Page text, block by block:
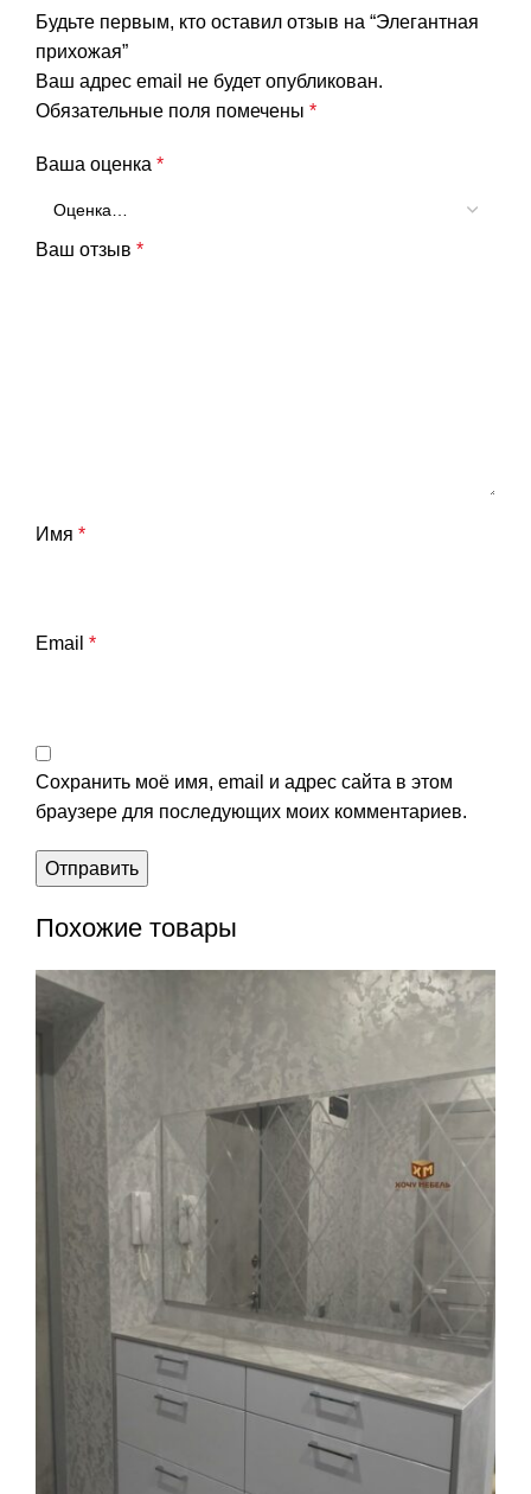
Будьте первым, кто оставил отзыв на “Элегантная
прихожая”
Ваш адрес email не будет опубликован.
Обязательные поля помечены *
Ваша оценка *
Ваш отзыв *
Имя *
Email *
Сохранить моё имя, email и адрес сайта в этом
браузере для последующих моих комментариев.
Похожие товары